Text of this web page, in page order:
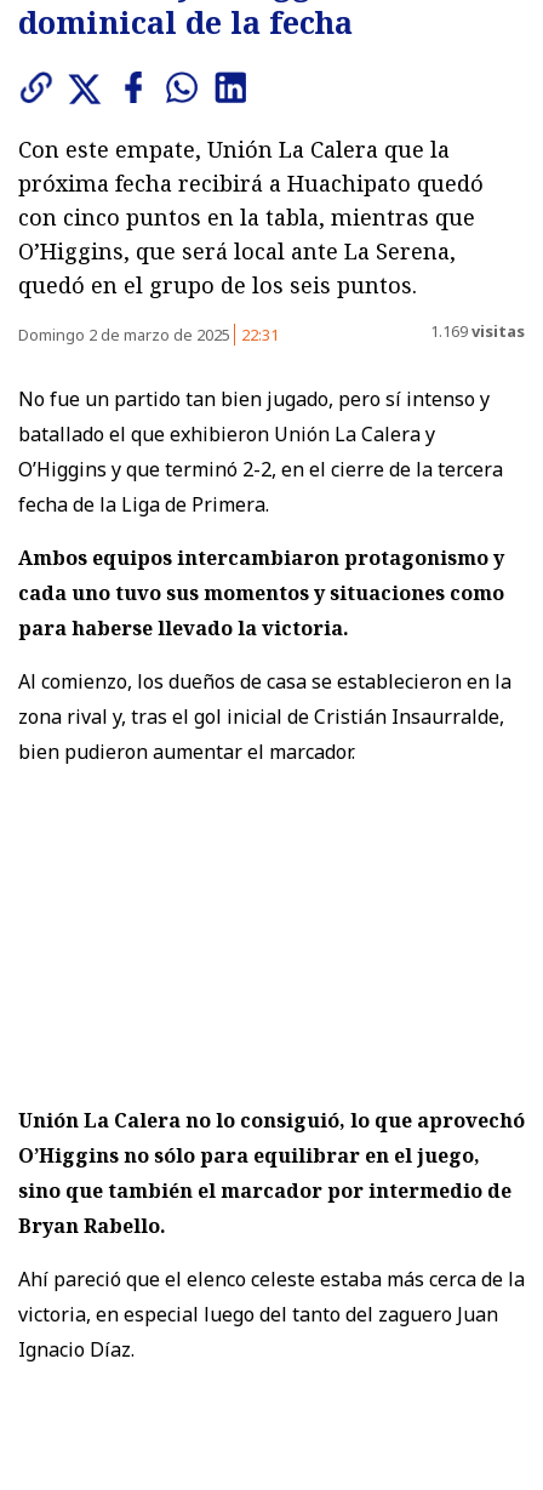
dominical de la fecha
Con este empate, Unión La Calera que la
próxima fecha recibirá a Huachipato quedó
con cinco puntos en la tabla, mientras que
O’Higgins, que será local ante La Serena,
quedó en el grupo de los seis puntos.
Domingo 2 de marzo de 2025 22:31 1.169visitas
No fue un partido tan bien jugado, pero sí intenso y
batallado el que exhibieron Unión La Calera y
O’Higgins y que terminó 2-2, en el cierre de la tercera
fecha de la Liga de Primera.
Ambos equipos intercambiaron protagonismo y
cada uno tuvo sus momentos y situaciones como
para haberse llevado la victoria.
Al comienzo, los dueños de casa se establecieron en la
zona rival y, tras el gol inicial de Cristián Insaurralde,
bien pudieron aumentar el marcador.
Unión La Calera no lo consiguió, lo que aprovechó
O’Higgins no sólo para equilibrar en el juego,
sino que también el marcador por intermedio de
Bryan Rabello.
Ahí pareció que el elenco celeste estaba más cerca de la
victoria, en especial luego del tanto del zaguero Juan
Ignacio Díaz.